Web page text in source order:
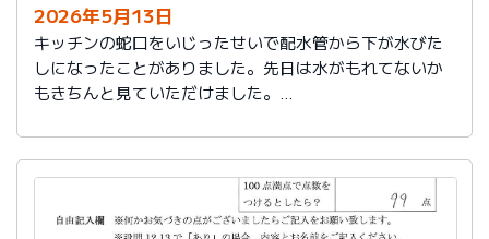
2026年5月13日
キッチンの蛇口をいじったせいで配水管から下が水びた
しになったことがありました。先日は水がもれてないか
もきちんと見ていただけました。
で知りました。
社員さんには感謝しかありません。